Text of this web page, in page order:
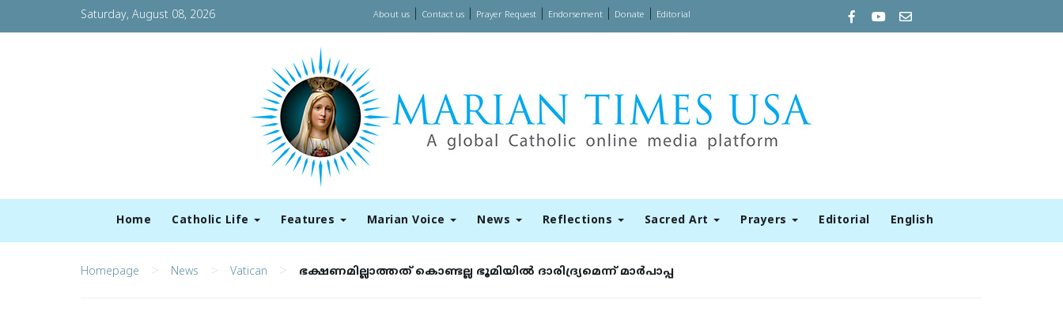
Saturday, August 08, 2026 About us| Contact us| Prayer Request| Endorsement| Donate Editorial
Home Catholic Life Features Marian Voice News Reflections Sacred Art Prayers Editorial English
Homepage > News > Vatican > ഭക്ഷണമില്ലാത്തത് കൊണ്ടല്ല ഭൂമിയില്‍ ദാരിദ്ര്യമെന്ന് മാര്‍പാപ്പ